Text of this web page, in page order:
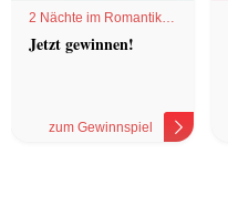
2 Nächte im Romantik
Hotel
Jetzt gewinnen!
zum Gewinnspiel